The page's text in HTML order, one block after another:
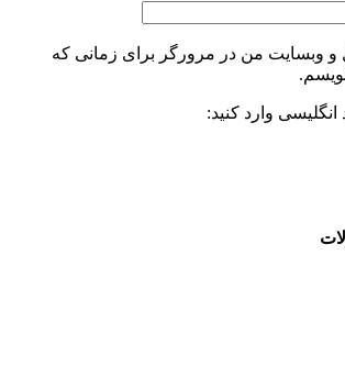
و وبسایت من در مرورگر برای زمانی که
وارد کنید: